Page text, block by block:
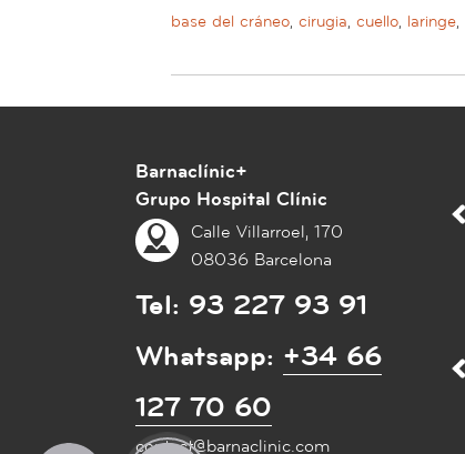
base del cráneo, cirugia, cuello, laringe,
Barnaclínic+
Grupo Hospital Clínic
Calle Villarroel, 170
08036 Barcelona
Tel: 93 227 93 91
Whatsapp: +34 66
127 70 60
contact@barnaclinic.com